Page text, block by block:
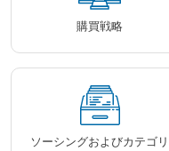
購買戦略
ソーシングおよびカテゴリ